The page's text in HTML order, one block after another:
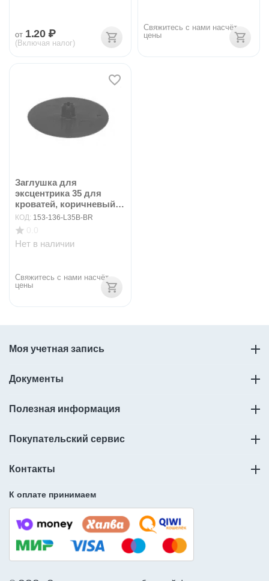
от 1.20 ₽
(Включая налог)
Свяжитесь с нами насчёт
цены
Заглушка для
эксцентрика 35 для
кроватей, коричневый
арт....
КОД: 153-136-L35B-BR
Нет в наличии
Свяжитесь с нами насчёт
цены
Моя учетная запись
Документы
Полезная информация
Покупательский сервис
Контакты
К оплате принимаем